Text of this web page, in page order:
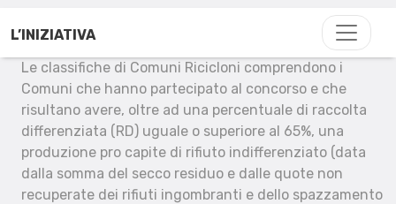
L’INIZIATIVA
Le classifiche di Comuni Ricicloni comprendono i
Comuni che hanno partecipato al concorso e che
risultano avere, oltre ad una percentuale di raccolta
differenziata (RD) uguale o superiore al 65%, una
produzione pro capite di rifiuto indifferenziato (data
dalla somma del secco residuo e dalle quote non
recuperate dei rifiuti ingombranti e dello spazzamento